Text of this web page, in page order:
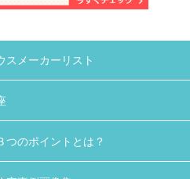
スメーカーリスト
つのポイントとは？